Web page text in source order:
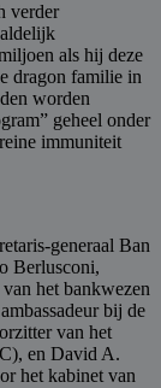
verder
als hij deze
dragon familie in
worden
geheel onder
immuniteit
generaal Ban
Berlusconi,
het bankwezen
bij de
van het
en David A.
het kabinet van